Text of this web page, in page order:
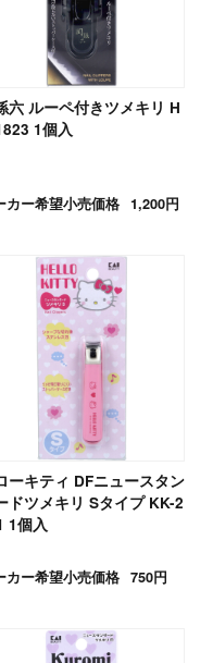
六 ルーペ付きツメキリ H
1個入
カー希望小売価格 1,200円
ーキティ DFニュースタン
ドツメキリ Sタイプ KK-2
1個入
カー希望小売価格 750円